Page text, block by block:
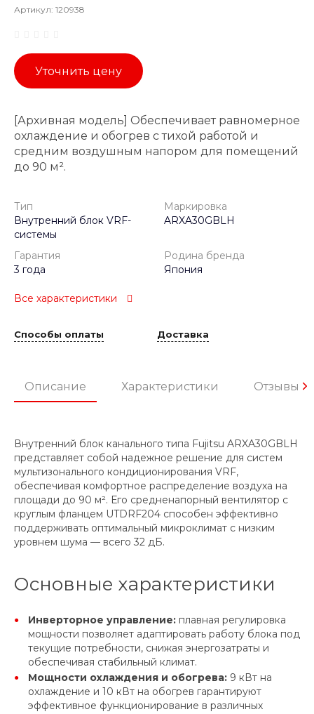
Артикул: 120938
Уточнить цену
[Архивная модель] Обеспечивает равномерное
охлаждение и обогрев с тихой работой и
средним воздушным напором для помещений
до 90 м².
Тип
Внутренний блок VRF-
системы
Маркировка
ARXA30GBLH
Гарантия
3 года
Родина бренда
Япония
Все характеристики
Способы оплаты Доставка
Описание Характеристики Отзывы
Внутренний блок канального типа Fujitsu ARXA30GBLH
представляет собой надежное решение для систем
мультизонального кондиционирования VRF,
обеспечивая комфортное распределение воздуха на
площади до 90 м². Его средненапорный вентилятор с
круглым фланцем UTDRF204 способен эффективно
поддерживать оптимальный микроклимат с низким
уровнем шума — всего 32 дБ.
Основные характеристики
Инверторное управление: плавная регулировка
мощности позволяет адаптировать работу блока под
текущие потребности, снижая энергозатраты и
обеспечивая стабильный климат.
Мощности охлаждения и обогрева: 9 кВт на
охлаждение и 10 кВт на обогрев гарантируют
эффективное функционирование в различных